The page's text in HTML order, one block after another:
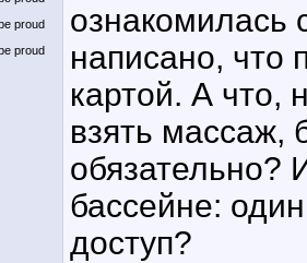
ознакомилась
написано, что
картой. А что,
взять массаж,
обязательно?
бассейне:
доступ?